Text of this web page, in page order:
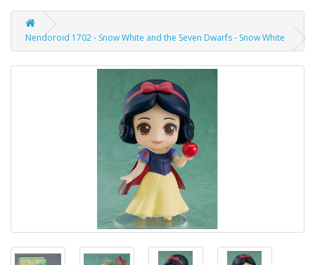
Nendoroid 1702 - Snow White and the Seven Dwarfs - Snow White